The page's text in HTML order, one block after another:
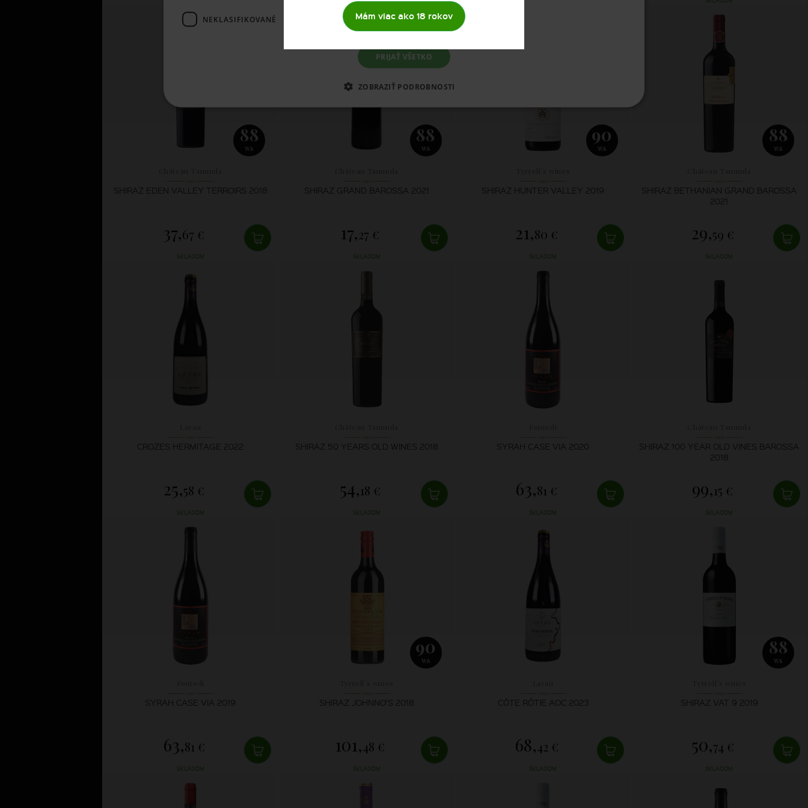
88
WS
SHIRAZ EDEN VALLEY TERROIRS 2018
37,67 €
SKLADOM
88
WS
SHIRAZ GRAND BAROSSA 2021
17,27 €
SKLADOM
90
WS
SHIRAZ HUNTER VALLEY 2019
21,80 €
SKLADOM
88
WS
SHIRAZ BETHANIAN GRAND BAROSSA
2021
29,59 €
SKLADOM
CROZES HERMITAGE 2022
25,58 €
SKLADOM
SHIRAZ 50 YEARS OLD WINES 2018
54,18 €
SKLADOM
SYRAH CASE VIA 2020
63,81 €
SKLADOM
SHIRAZ 100 YEAR OLD VINES BAROSSA
2018
99,15 €
SKLADOM
SYRAH CASE VIA 2019
63,81 €
SKLADOM
90
WS
SHIRAZ JOHNNO’S 2018
101,48 €
SKLADOM
CÔTE RÔTIE AOC 2023
68,42 €
SKLADOM
88
WS
SHIRAZ VAT 9 2019
50,74 €
SKLADOM
Mám viac ako 18 rokov
NEKLASIFIKOVANÉ
PRIJAŤ VŠETKO
ZOBRAZIŤ PODROBNOSTI